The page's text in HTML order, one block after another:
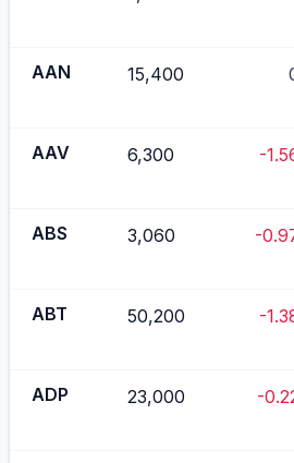
AAN 15,400
AAV 6,300 -
ABS 3,060 -
ABT 50,200 -
ADP 23,000 -